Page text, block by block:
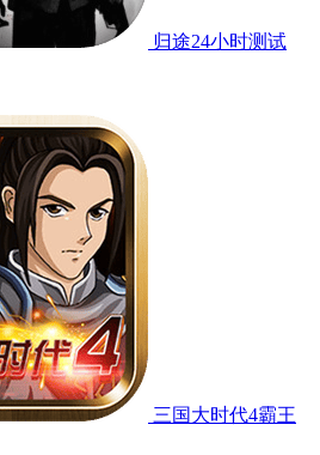
归途24小时测试
三国大时代4霸王